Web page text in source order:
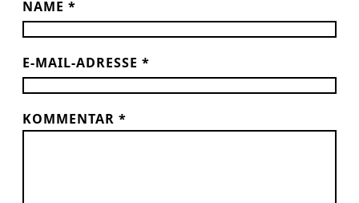
NAME *
E-MAIL-ADRESSE *
KOMMENTAR *